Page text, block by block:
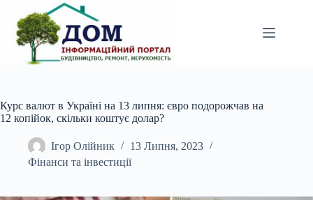
вмісту
Курс валют в Україні на 13 липня: євро подорожчав на
12 копійок, скільки коштує долар?
Ігор Олійник
13 Липня, 2023
Фінанси та інвестиції